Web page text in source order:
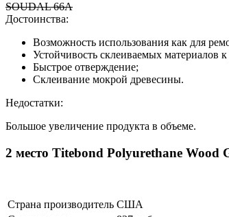
SOUDAL 66A
Достоинства:
Возможность использования как для
Устойчивость склеиваемых материалов
Быстрое отверждение;
Склеивание мокрой древесины.
Недостатки:
Большое увеличение продукта в объеме.
2 место Titebond Polyurethane Wood
Страна производитель США